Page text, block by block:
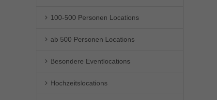
100-500 Personen Locations
ab 500 Personen Locations
Besondere Eventlocations
Hochzeitslocations